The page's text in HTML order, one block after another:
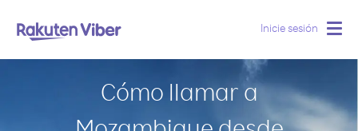
Inicie sesión
Cómo llamar a